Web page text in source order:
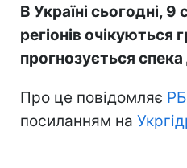
В Україні сьогодні, 9
регіонів очікуються
прогнозується
Про це повідомляє
посиланням на